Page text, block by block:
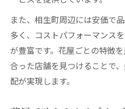
また、相生町周辺には安価で
多く、コストパフォーマンス
が豊富です。花屋ごとの特徴
合った店舗を見つけることで
配が実現します。